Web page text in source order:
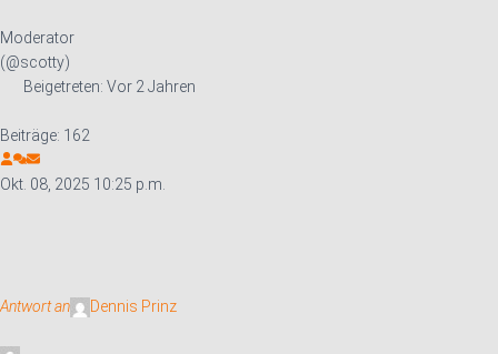
Moderator
(@scotty)
Beigetreten: Vor 2 Jahren
Beiträge: 162
Okt. 08, 2025 10:25 p.m.
Antwort an Dennis Prinz